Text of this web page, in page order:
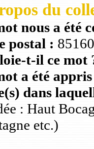
du
nous a été
postal :
t-il ce mot
a été
dans
: Haut
etc.)